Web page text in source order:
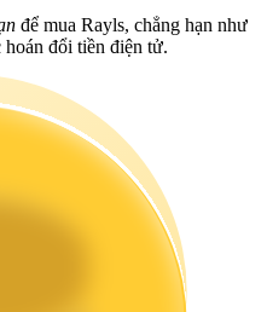
lập tức
để mua Rayls, chẳng hạn như
hoán đổi tiền điện tử.